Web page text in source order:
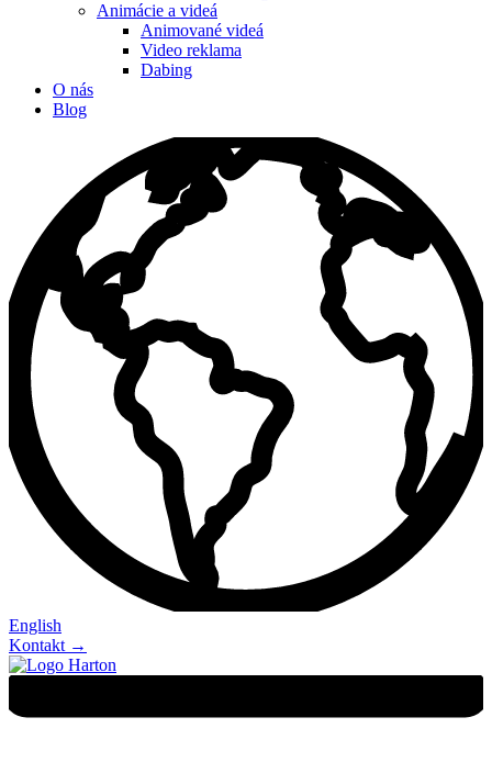
Animácie a videá
Animované videá
Video reklama
Dabing
O nás
Blog
English
Kontakt →